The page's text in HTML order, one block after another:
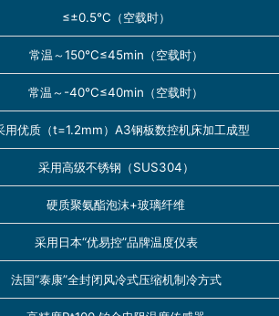
≤±0.5℃（空载时）
常温～150℃≤45min（空载时）
常温～-40℃≤40min（空载时）
用优质（t=1.2mm）A3钢板数控机床加工成型
采用高级不锈钢（SUS304）
硬质聚氨酯泡沫+玻璃纤维
采用日本“优易控”品牌温度仪表
法国“泰康”全封闭风冷式压缩机制冷方式